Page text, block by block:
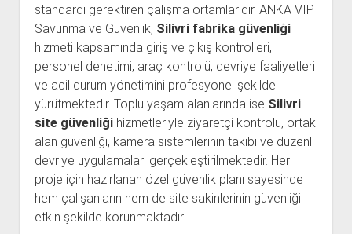
standardı gerektiren çalışma ortamlarıdır. ANKA VIP
Savunma ve Güvenlik, Silivri fabrika güvenliği
hizmeti kapsamında giriş ve çıkış kontrolleri,
personel denetimi, araç kontrolü, devriye faaliyetleri
ve acil durum yönetimini profesyonel şekilde
yürütmektedir. Toplu yaşam alanlarında ise Silivri
site güvenliğihizmetleriyle ziyaretçi kontrolü, ortak
alan güvenliği, kamera sistemlerinin takibi ve düzenli
devriye uygulamaları gerçekleştirilmektedir. Her
proje için hazırlanan özel güvenlik planı sayesinde
hem çalışanların hem de site sakinlerinin güvenliği
etkin şekilde korunmaktadır.